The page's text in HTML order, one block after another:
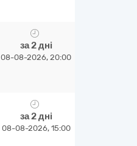
за 2 дні
08-08-2026, 20:00
за 2 дні
08-08-2026, 15:00